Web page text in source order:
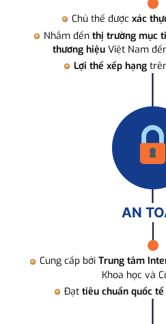
Chủ thể được xác
Nhắm đến thị trường mục
thương hiệuViệt Nam
Lợi thế xếp hạng
AN
Cung cấp bởi Trung tâm
Khoa học và
Đạt tiêu chuẩn quốc tế